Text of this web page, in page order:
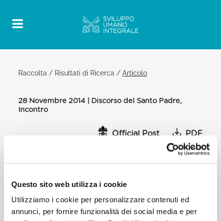
Questo sito web utilizza i cookie
Utilizziamo i cookie per personalizzare contenuti ed
annunci, per fornire funzionalità dei social media e per
Raccolta / Risultati di Ricerca /Articolo
28 Novembre 2014 | Discorso del Santo Padre,
Incontro
Official Post PDF
INCONTRO CON LE AUTORITÀ DISCORSO
ANKARA
[…] La Turchia, accogliendo generosamente una
grande quantità di profughi, è direttamente
coinvolta dagli effetti di questa drammatica